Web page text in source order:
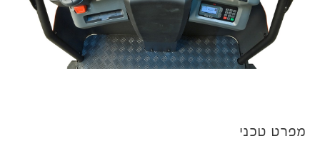
מפרט טכני